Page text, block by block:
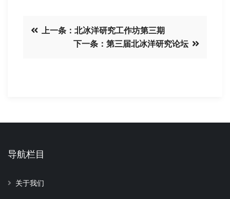
上一条：北冰洋研究工作坊第三期
下一条：第三届北冰洋研究论坛
导航栏目
关于我们